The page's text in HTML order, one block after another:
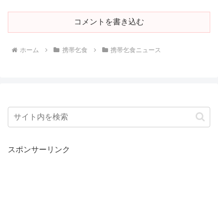
コメントを書き込む
ホーム 携帯乞食 携帯乞食ニュース
スポンサーリンク